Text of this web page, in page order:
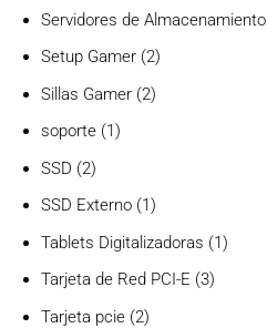
productos
Servidores de Almacenamiento
Setup Gamer 22
Sillas Gamer 22
soporte 11
SSD 22
productos
SSD Externo 11
producto
Tablets Digitalizadoras 11
Tarjeta de Red PCI-E 33
Tarjeta pcie 22